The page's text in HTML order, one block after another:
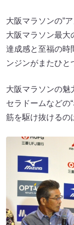
大阪マラソンの”
大阪マラソン最大
達成感と至福の時
ンジンがまたひと
大阪マラソンの魅
セラドームなどの
筋を駆け抜けるの